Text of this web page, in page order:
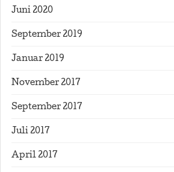
Juni 2020
September 2019
Januar 2019
November 2017
September 2017
Juli 2017
April 2017